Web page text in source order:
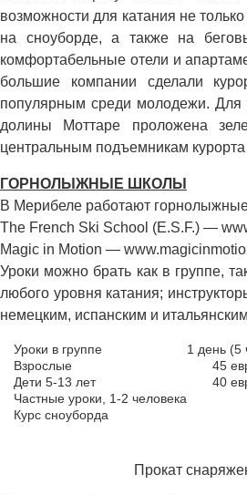
возможности для катания не
на сноуборде, а также на
комфортабельные отели и
большие компании сделали
популярным среди молодежи. Для
долины Моттаре проложена
центральным подъемникам
ГОРНОЛЫЖНЫЕ ШКОЛЫ
В Мерибеле работают
The French Ski School (E.S.F.) —
Magic in Motion —
Уроки можно брать как в группе,
любого уровня катания;
немецким, испанским и
Уроки в группе 1 день (5
Взрослые
45
Дети 5-13 лет
40
Частные уроки, 1-2 человека
Курс сноуборда
Прокат